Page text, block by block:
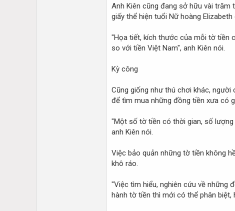
Anh Kiên cũng đang sở hữu vài
giấy thể hiện tuổi Nữ hoàng Elizabeth
"Họa tiết, kích thước của mỗi tờ tiền
so với tiền Việt Nam", anh Kiên nói.
Kỳ công
Cũng giống như thú chơi khác,
để tìm mua những đồng tiền xưa có
"Một số tờ tiền có thời gian, số lượng
anh Kiên nói.
Việc bảo quản những tờ tiền không
khô ráo.
"Việc tìm hiểu, nghiên cứu về những
hành tờ tiền thì mới có thể phân biệt,